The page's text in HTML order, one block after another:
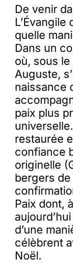
De venir
quelle
Dans un
où, sous le
Auguste,
naissance
paix plus
restaurée
confiance
originelle
bergers
Paix dont,
d’une
célèbrent
Noël.